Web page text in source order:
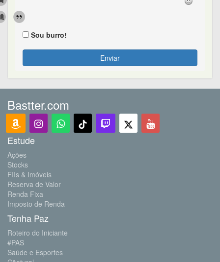
Sou burro!
Enviar
Bastter.com
Estude
Ações
Stocks
FIIs & Imóveis
Reserva de Valor
Renda Fixa
Imposto de Renda
Tenha Paz
Roteiro do Iniciante
#PAS
Saúde e Esportes